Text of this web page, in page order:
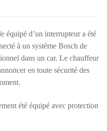
équipé d’un interrupteur a été
à un système Bosch de
dans un car. Le chauffeur
en toute sécurité des
été équipé avec protection